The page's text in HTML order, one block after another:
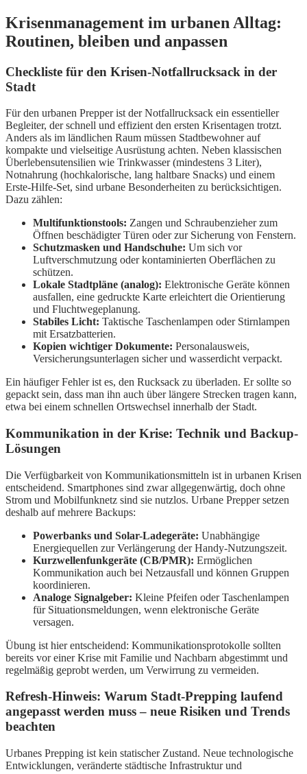
Krisenmanagement im urbanen Alltag:
Routinen, bleiben und anpassen
Checkliste für den Krisen-Notfallrucksack in der
Stadt
Für den urbanen Prepper ist der Notfallrucksack ein essentieller
Begleiter, der schnell und effizient den ersten Krisentagen trotzt.
Anders als im ländlichen Raum müssen Stadtbewohner auf
kompakte und vielseitige Ausrüstung achten. Neben klassischen
Überlebensutensilien wie Trinkwasser (mindestens 3 Liter),
Notnahrung (hochkalorische, lang haltbare Snacks) und einem
Erste-Hilfe-Set, sind urbane Besonderheiten zu berücksichtigen.
Dazu zählen:
Multifunktionstools: Zangen und Schraubenzieher zum
Öffnen beschädigter Türen oder zur Sicherung von Fenstern.
Schutzmasken und Handschuhe: Um sich vor
Luftverschmutzung oder kontaminierten Oberflächen zu
schützen.
Lokale Stadtpläne (analog): Elektronische Geräte können
ausfallen, eine gedruckte Karte erleichtert die Orientierung
und Fluchtwegeplanung.
Stabiles Licht: Taktische Taschenlampen oder Stirnlampen
mit Ersatzbatterien.
Kopien wichtiger Dokumente: Personalausweis,
Versicherungsunterlagen sicher und wasserdicht verpackt.
Ein häufiger Fehler ist es, den Rucksack zu überladen. Er sollte so
gepackt sein, dass man ihn auch über längere Strecken tragen kann,
etwa bei einem schnellen Ortswechsel innerhalb der Stadt.
Kommunikation in der Krise: Technik und Backup-
Lösungen
Die Verfügbarkeit von Kommunikationsmitteln ist in urbanen Krisen
entscheidend. Smartphones sind zwar allgegenwärtig, doch ohne
Strom und Mobilfunknetz sind sie nutzlos. Urbane Prepper setzen
deshalb auf mehrere Backups:
Powerbanks und Solar-Ladegeräte: Unabhängige
Energiequellen zur Verlängerung der Handy-Nutzungszeit.
Kurzwellenfunkgeräte (CB/PMR): Ermöglichen
Kommunikation auch bei Netzausfall und können Gruppen
koordinieren.
Analoge Signalgeber: Kleine Pfeifen oder Taschenlampen
für Situationsmeldungen, wenn elektronische Geräte
versagen.
Übung ist hier entscheidend: Kommunikationsprotokolle sollten
bereits vor einer Krise mit Familie und Nachbarn abgestimmt und
regelmäßig geprobt werden, um Verwirrung zu vermeiden.
Refresh-Hinweis: Warum Stadt-Prepping laufend
angepasst werden muss – neue Risiken und Trends
beachten
Urbanes Prepping ist kein statischer Zustand. Neue technologische
Entwicklungen, veränderte städtische Infrastruktur und